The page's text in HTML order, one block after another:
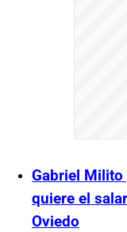
Gabriel Milito
quiere el
Oviedo